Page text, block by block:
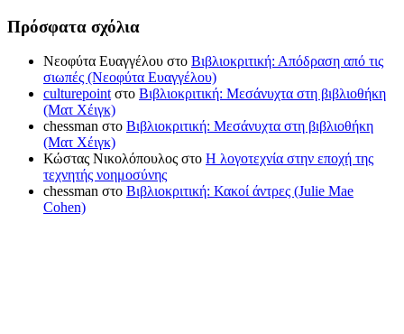
Πρόσφατα σχόλια
Νεοφύτα Ευαγγέλου στο Βιβλιοκριτική: Απόδραση από τις
σιωπές (Νεοφύτα Ευαγγέλου)
culturepointστο Βιβλιοκριτική: Μεσάνυχτα στη βιβλιοθήκη
(Ματ Χέιγκ)
chessman στο Βιβλιοκριτική: Μεσάνυχτα στη βιβλιοθήκη
(Ματ Χέιγκ)
Κώστας Νικολόπουλος στο Η λογοτεχνία στην εποχή της
τεχνητής νοημοσύνης
chessman στο Βιβλιοκριτική: Κακοί άντρες (Julie Mae
Cohen)